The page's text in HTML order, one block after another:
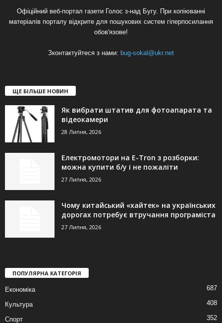
Офіційний веб-портал газети Голос з-над Бугу. При копіюванні
матеріалів порталу відкрите для пошукових систем гіперпосилання
обов'язове!
Зконтактуйтеся з нами: bug-sokal@ukr.net
ЩЕ БІЛЬШЕ НОВИН
Як вибрати штатив для фотоапарата та
відеокамери
28 Липня, 2026
Електромотори на E-Tron з розборки:
можна купити б/у і не пожаліти
27 Липня, 2026
Чому китайський «хайтек» на українських
дорогах потребує втручання програміста
27 Липня, 2026
ПОПУЛЯРНА КАТЕГОРІЯ
Економіка 687
Культура 408
Спорт 352